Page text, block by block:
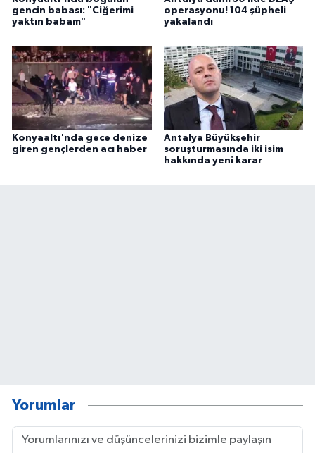
gencin babası: "Ciğerimi
yaktın babam"
operasyonu! 104 şüpheli
yakalandı
Konyaaltı'nda gece denize
giren gençlerden acı haber
Antalya Büyükşehir
soruşturmasında iki isim
hakkında yeni karar
Yorumlar